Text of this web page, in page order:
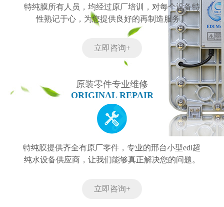
特纯膜所有人员，均经过原厂培训，对每个设备特
性熟记于心，为您提供良好的再制造服务。
立即咨询+
原装零件专业维修
ORIGINAL REPAIR
特纯膜提供齐全有原厂零件，专业的邢台小型edi超
纯水设备供应商，让我们能够真正解决您的问题。
立即咨询+